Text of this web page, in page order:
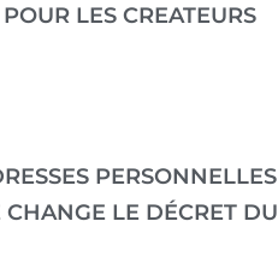
LES CREATEURS
PERSONNELLES
LE DÉCRET DU